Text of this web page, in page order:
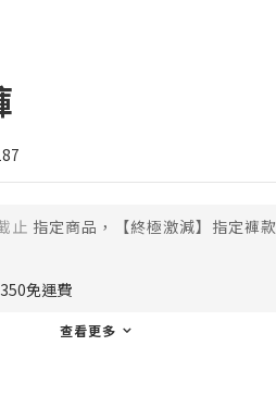
止 指定商品，【終極激減】指定褲款
免運費
查看更多